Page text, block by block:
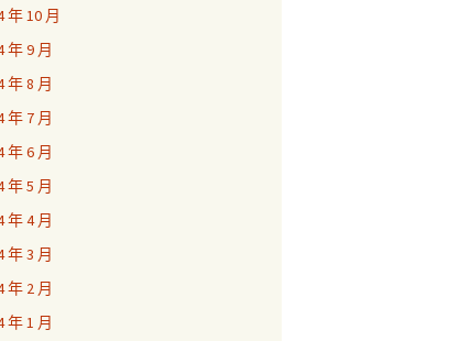
年 10 月
年 9 月
年 8 月
年 7 月
年 6 月
年 5 月
年 4 月
年 3 月
年 2 月
年 1 月